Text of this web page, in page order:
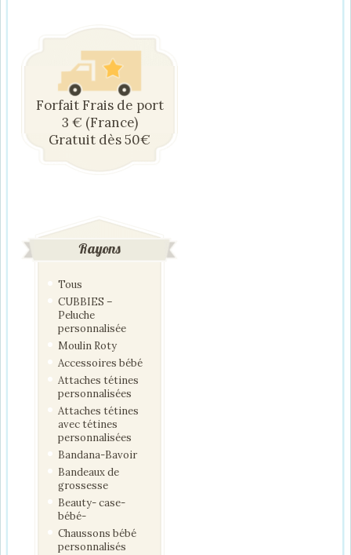
Forfait Frais de port
3 € (France)
Gratuit dès 50€
Rayons
Tous
CUBBIES –
Peluche
personnalisée
Moulin Roty
Accessoires bébé
Attaches tétines
personnalisées
Attaches tétines
avec tétines
personnalisées
Bandana-Bavoir
Bandeaux de
grossesse
Beauty- case-
bébé-
Chaussons bébé
personnalisés